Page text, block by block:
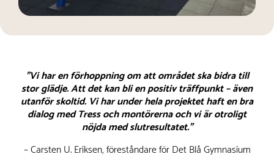
”Vi har en förhoppning om att området ska bidra till
stor glädje. Att det kan bli en positiv träffpunkt – även
utanför skoltid. Vi har under hela projektet haft en bra
dialog med Tress och montörerna och vi är otroligt
nöjda med slutresultatet."
– Carsten U. Eriksen, föreståndare för Det Blå Gymnasium